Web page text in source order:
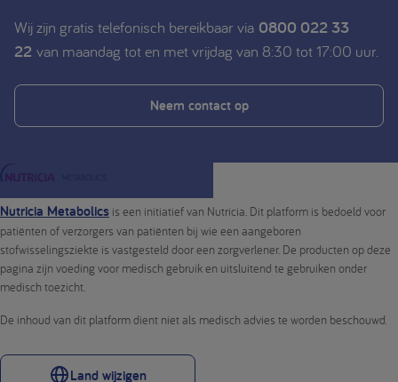
Wij zijn gratis telefonisch bereikbaar via 0800 022 33
22 van maandag tot en met vrijdag van 8:30 tot 17:00 uur.
Neem contact op
Nutricia Metabolics is een initiatief van Nutricia. Dit platform is bedoeld voor
patiënten of verzorgers van patiënten bij wie een aangeboren
stofwisselingsziekte is vastgesteld door een zorgverlener. De producten op deze
pagina zijn voeding voor medisch gebruik en uitsluitend te gebruiken onder
medisch toezicht.
De inhoud van dit platform dient niet als medisch advies te worden beschouwd.
Land wijzigen